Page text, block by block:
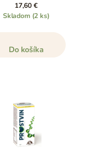
17,60 €
Skladom (2 ks)
Do košíka